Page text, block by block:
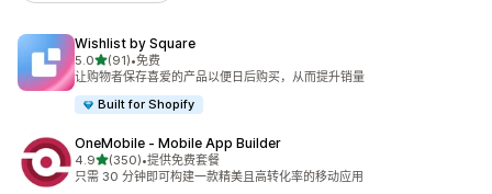
Wishlist by Square
5.0星（满分 5 星）
(91)
总共 91 条评论
•免费
让购物者保存喜爱的产品以便日后购买，从而提升销量
Built for Shopify
OneMobile ‑ Mobile App Builder
4.9星（满分 5 星）
(350)
总共 350 条评论
•提供免费套餐
只需 30 分钟即可构建一款精美且高转化率的移动应用